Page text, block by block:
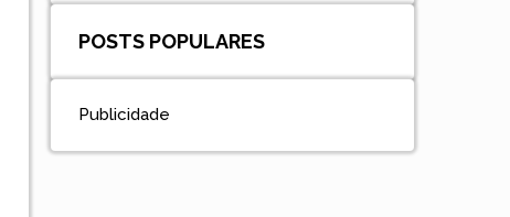
POSTS POPULARES
Publicidade